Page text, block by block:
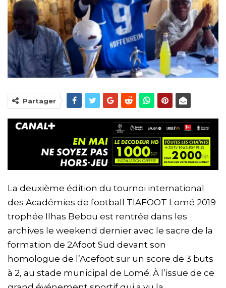
Partager
La deuxième édition du tournoi international
des Académies de football TIAFOOT Lomé 2019
trophée Ilhas Bebou est rentrée dans les
archives le weekend dernier avec le sacre de la
formation de 2Afoot Sud devant son
homologue de l’Acefoot sur un score de 3 buts
à 2, au stade municipal de Lomé. À l’issue de ce